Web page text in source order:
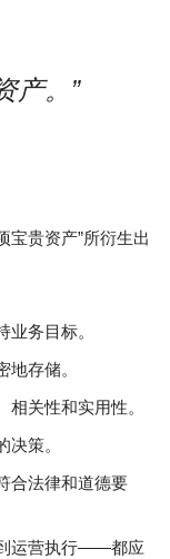
产。”
宝贵资产”所衍生出
务目标。
存储。
关性和实用性。
策。
合法律和道德要
运营执行——都应